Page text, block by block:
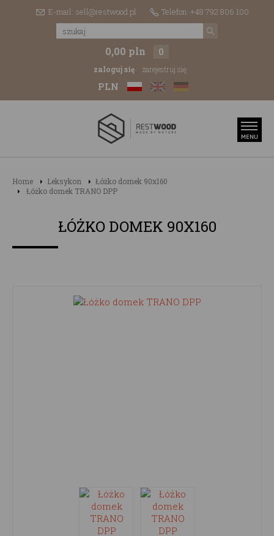
E-mail: sell@restwood.pl Telefon: +48 792 806 100
0,00 pln 0
zaloguj się zarejestruj się
PLN
Home Leksykon
Łóżko domek 90x160
Łóżko domek TRANO DPP
ŁÓŻKO DOMEK 90X160